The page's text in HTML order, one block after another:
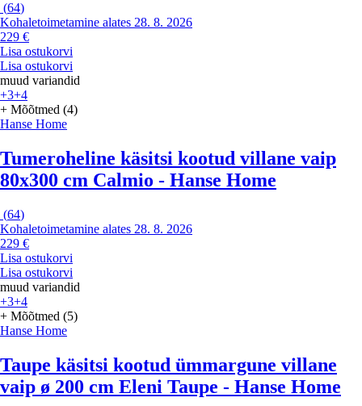
(64)
Kohaletoimetamine alates 28. 8. 2026
229 €
Lisa ostukorvi
Lisa ostukorvi
muud variandid
+3+4
+ Mõõtmed (4)
Hanse Home
Tumeroheline käsitsi kootud villane vaip
80x300 cm Calmio - Hanse Home
(64)
Kohaletoimetamine alates 28. 8. 2026
229 €
Lisa ostukorvi
Lisa ostukorvi
muud variandid
+3+4
+ Mõõtmed (5)
Hanse Home
Taupe käsitsi kootud ümmargune villane
vaip ø 200 cm Eleni Taupe - Hanse Home